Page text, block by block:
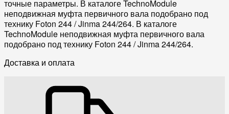
точные параметры. В каталоге TechnoModule
неподвижная муфта первичного вала подобрано под
технику Foton 244 / Jinma 244/264. В каталоге
TechnoModule неподвижная муфта первичного вала
подобрано под технику Foton 244 / Jinma 244/264.
Доставка и оплата